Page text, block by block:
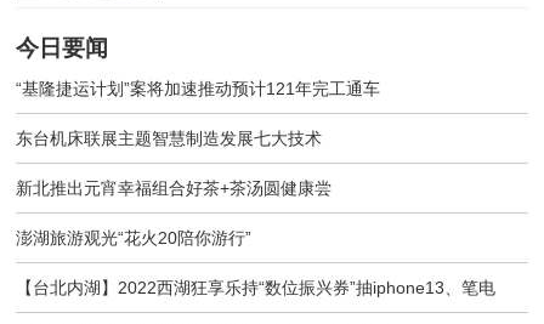
今日要闻
“基隆捷运计划”案将加速推动预计121年完工通车
东台机床联展主题智慧制造发展七大技术
新北推出元宵幸福组合好茶+茶汤圆健康尝
澎湖旅游观光“花火20陪你游行”
【台北内湖】2022西湖狂享乐持“数位振兴券”抽iphone13、笔电